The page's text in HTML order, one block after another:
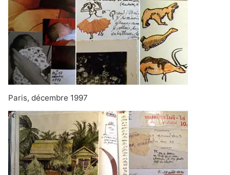
Paris, décembre 1997